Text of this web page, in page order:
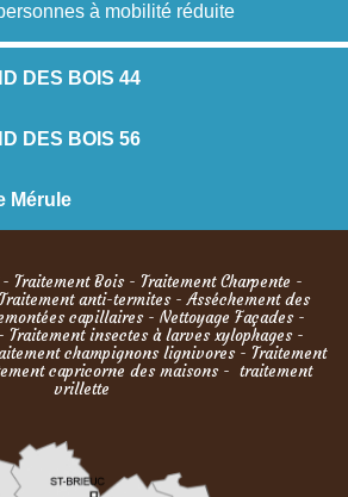
à mobilité réduite
DES BOIS 44
DES BOIS 56
Mérule
Traitement Bois- Traitement Charpente -
Traitement anti-termites-Asséchement des
capillaires- Nettoyage Façades-
insectes à larves xylophages -
champignons lignivores - Traitement
capricorne des maisons - traitement
vrillette